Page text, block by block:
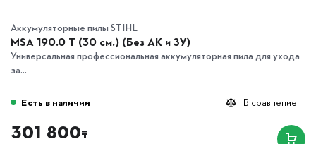
Аккумуляторные пилы STIHL
MSA 190.0 T (30 см.) (Без АК и ЗУ)
Универсальная профессиональная аккумуляторная пила для ухода
за...
В сравнение
Есть в наличии
301 800₸